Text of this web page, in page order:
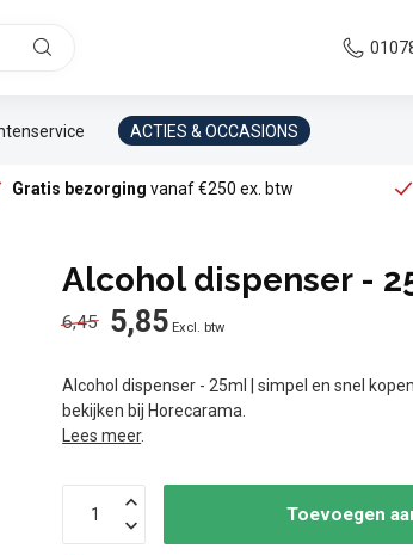
ACTIES & OCCASIONS
Gratis bezorging vanaf €250 ex. btw
Alcohol dispenser -
6,45 5,85 Excl. btw
Alcohol dispenser - 25ml | simpel en snel
bekijken bij Horecarama.
Lees meer.
Toevoegen